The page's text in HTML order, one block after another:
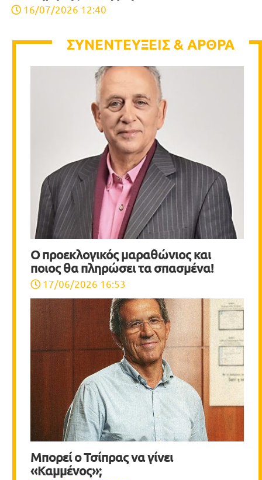
16/07/2026 12:40
ΣΥΝΕΝΤΕΥΞΕΙΣ & ΑΡΘΡΑ
Ο προεκλογικός μαραθώνιος και
ποιος θα πληρώσει τα σπασμένα!
17/06/2026 16:53
Μπορεί ο Τσίπρας να γίνει
«Καμμένος»;